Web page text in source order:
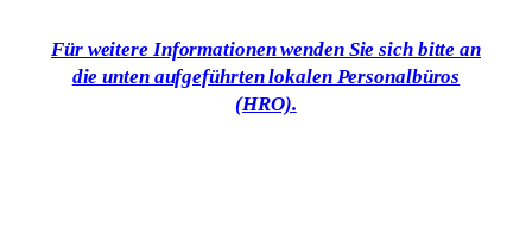
Für weitere Informationen wenden Sie sich bitte an
die unten aufgeführten lokalen Personalbüros
(HRO).